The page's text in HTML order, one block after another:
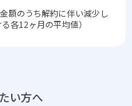
額のうち解約に伴い減少し
各12ヶ月の平均値）
い方へ